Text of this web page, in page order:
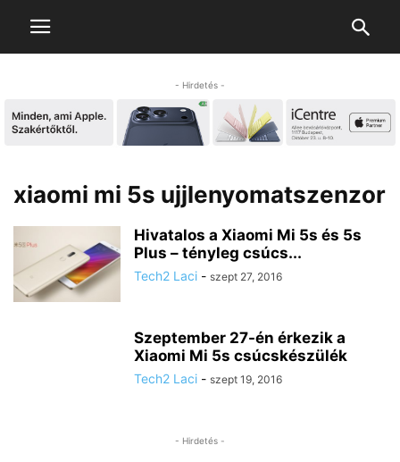
- Hirdetés -
xiaomi mi 5s ujjlenyomatszenzor
Hivatalos a Xiaomi Mi 5s és 5s
Plus – tényleg csúcs...
Tech2 Laci - szept 27, 2016
Szeptember 27-én érkezik a
Xiaomi Mi 5s csúcskészülék
Tech2 Laci - szept 19, 2016
- Hirdetés -